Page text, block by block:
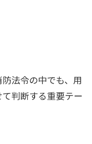
法令の中でも、用
判断する重要テー